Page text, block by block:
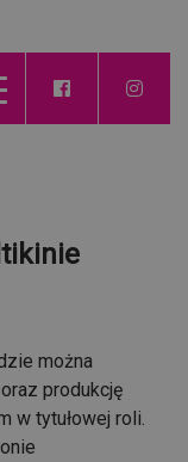
można
produkcję
w tytułowej roli.